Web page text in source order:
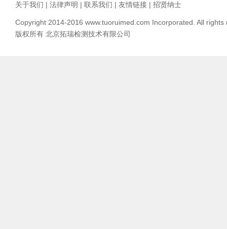
关于我们 | 法律声明 | 联系我们 | 友情链接 | 招贤纳士
Copyright 2014-2016 www.tuoruimed.com Incorporated. All rights
版权所有 北京拓瑞检测技术有限公司